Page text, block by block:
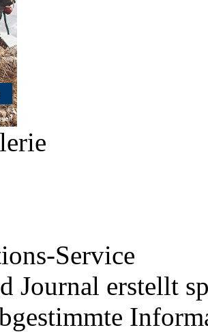
Service
Journal erstellt